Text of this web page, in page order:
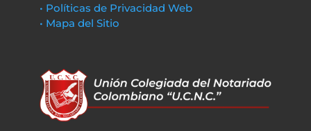
• Políticas de Privacidad Web
• Mapa del Sitio